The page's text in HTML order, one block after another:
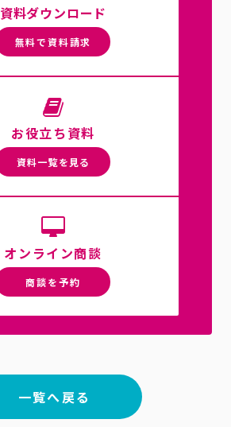
資料ダウンロード
無料で資料請求
お役立ち資料
資料一覧を見る
オンライン商談
商談を予約
一覧へ戻る